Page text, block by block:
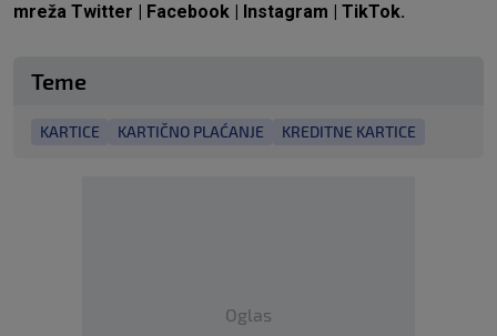
mreža Twitter Facebook Instagram TikTok.
Teme
KARTICE KARTIČNO PLAĆANJE KREDITNE KARTICE
Oglas